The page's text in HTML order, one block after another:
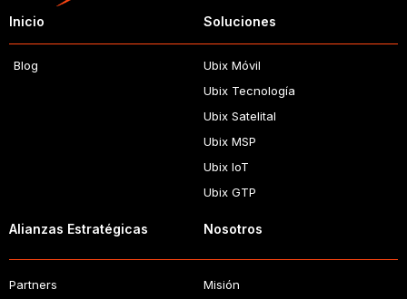
Inicio
Blog
Soluciones
Ubix Móvil
Ubix Tecnología
Ubix Satelital
Ubix MSP
Ubix IoT
Ubix GTP
Alianzas Estratégicas
Partners
Nosotros
Misión